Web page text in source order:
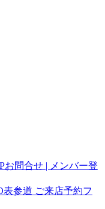
お問合せ | メンバー登
表参道 ご来店予約フ